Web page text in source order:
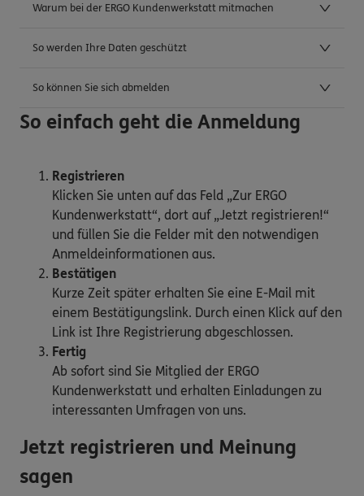
Warum bei der ERGO Kundenwerkstatt mitmachen
So werden Ihre Daten geschützt
So können Sie sich abmelden
So einfach geht die Anmeldung
Registrieren
Klicken Sie unten auf das Feld „Zur ERGO
Kundenwerkstatt“, dort auf „Jetzt registrieren!“
und füllen Sie die Felder mit den notwendigen
Anmeldeinformationen aus.
Bestätigen
Kurze Zeit später erhalten Sie eine E-Mail mit
einem Bestätigungslink. Durch einen Klick auf den
Link ist Ihre Registrierung abgeschlossen.
Fertig
Ab sofort sind Sie Mitglied der ERGO
Kundenwerkstatt und erhalten Einladungen zu
interessanten Umfragen von uns.
Jetzt registrieren und Meinung
sagen